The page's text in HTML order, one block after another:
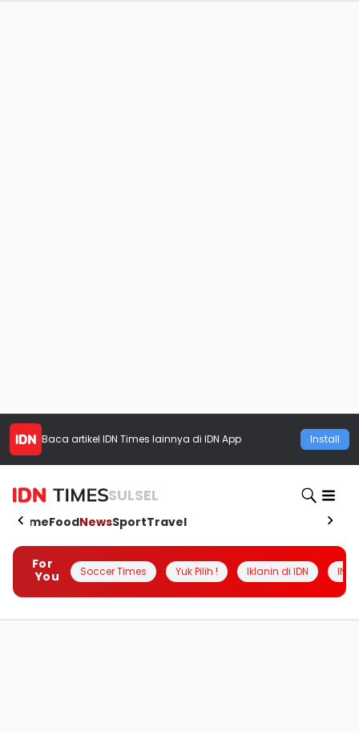
Baca artikel IDN Times lainnya di IDN App Install
SULSEL
HomeFoodNewsSportTravel
For
You
Soccer Times Yuk Pilih ! Iklanin di IDN